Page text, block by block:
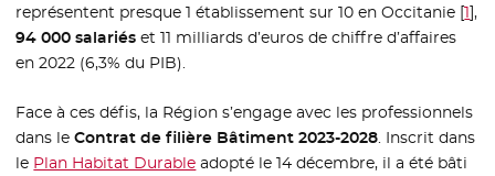
représentent presque 1 établissement sur 10 en Occitanie [1],
94 000 salariés et 11 milliards d’euros de chiffre d’affaires
en 2022 (6,3% du PIB).
Face à ces défis, la Région s’engage avec les professionnels
dans leContrat de filière Bâtiment 2023-2028 . Inscrit dans
le Plan Habitat Durable adopté le 14 décembre, il a été bâti